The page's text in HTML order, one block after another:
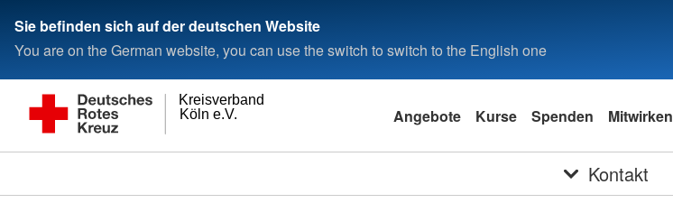
Sie befinden sich auf der deutschen Website
You are on the German website, you can use the switch to switch to the English one
Köln e.V.
Kreisverband
Angebote Kurse Spenden Mitwirken
Kontakt